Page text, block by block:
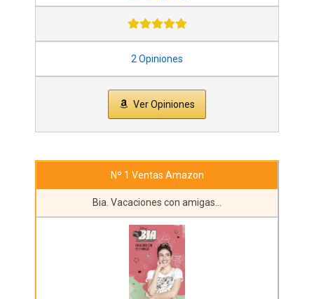
2 Opiniones
Ver Opiniones
Nº 1 Ventas Amazon
Bia. Vacaciones con amigas...